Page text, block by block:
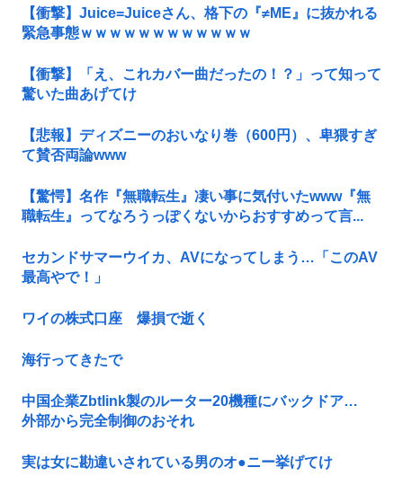
【衝撃】Juice=Juiceさん、格下の『≠ME』に抜かれる
緊急事態ｗｗｗｗｗｗｗｗｗｗｗｗ
【衝撃】「え、これカバー曲だったの！？」って知って
驚いた曲あげてけ
【悲報】ディズニーのおいなり巻（600円）、卑猥すぎ
て賛否両論www
【驚愕】名作『無職転生』凄い事に気付いたwww『無
職転生』ってなろうっぽくないからおすすめって言...
セカンドサマーウイカ、AVになってしまう…「このAV
最高やで！」
ワイの株式口座 爆損で逝く
海行ってきたで
中国企業Zbtlink製のルーター20機種にバックドア…
外部から完全制御のおそれ
実は女に勘違いされている男のオ●ニー挙げてけ